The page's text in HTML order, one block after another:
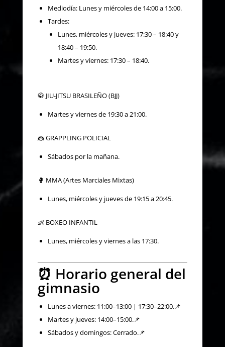
Mediodía: Lunes y miércoles de 14:00 a 15:00.
Tardes:
Lunes, miércoles y jueves: 17:30 – 18:40 y
18:40 – 19:50.
Martes y viernes: 17:30 – 18:40.
🥋 JIU-JITSU BRASILEÑO (BJJ)
Martes y viernes de 19:30 a 21:00.
🤼 GRAPPLING POLICIAL
Sábados por la mañana.
🥊 MMA (Artes Marciales Mixtas)
Lunes, miércoles y jueves de 19:15 a 20:45.
👶 BOXEO INFANTIL
Lunes, miércoles y viernes a las 17:30.
⏰ Horario general del
gimnasio
Lunes a viernes: 11:00–13:00 | 17:30–22:00.📌
Martes y jueves: 14:00–15:00.📌
Sábados y domingos: Cerrado.📌